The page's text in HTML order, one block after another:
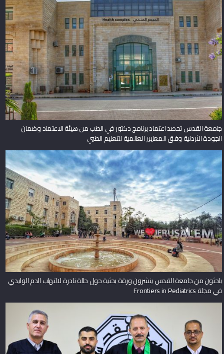
جامعة القدس تحصد اعتماد برنامج دكتور في الطب من هيئة الاعتماد وضمان
الجودة الأردنية وفق المعايير العالمية للتعليم الطبي
باحثون من جامعة القدس ينشرون ورقة بحثية حول حالة نادرة لالتهاب الدم الوليدي
في مجلة Frontiers in Pediatrics